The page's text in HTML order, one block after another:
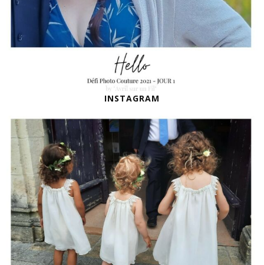
INSTAGRAM
DEMOISELLES D’HONNEUR
Quand une amie